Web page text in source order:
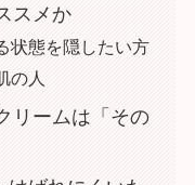
スメか
状態を隠したい方
の人
リームは「その